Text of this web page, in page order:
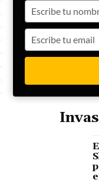
your
name
your
email